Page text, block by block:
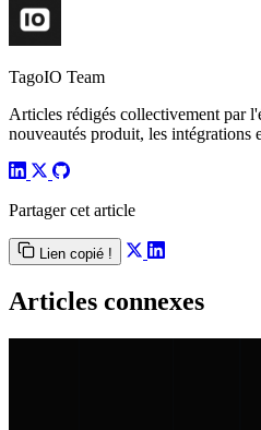
TagoIO Team
Articles rédigés collectivement par
nouveautés produit, les intégrations
Partager cet article
Lien copié !
Articles connexes